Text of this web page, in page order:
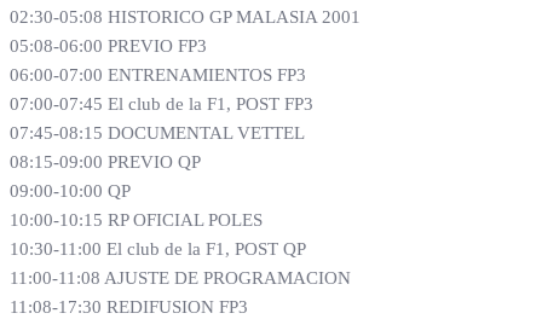
02:30-05:08 HISTORICO GP MALASIA 2001
05:08-06:00 PREVIO FP3
06:00-07:00 ENTRENAMIENTOS FP3
07:00-07:45 El club de la F1, POST FP3
07:45-08:15 DOCUMENTAL VETTEL
08:15-09:00 PREVIO QP
09:00-10:00 QP
10:00-10:15 RP OFICIAL POLES
10:30-11:00 El club de la F1, POST QP
11:00-11:08 AJUSTE DE PROGRAMACION
11:08-17:30 REDIFUSION FP3